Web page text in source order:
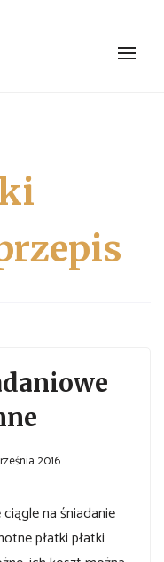
2016
na śniadanie
płatki płatki